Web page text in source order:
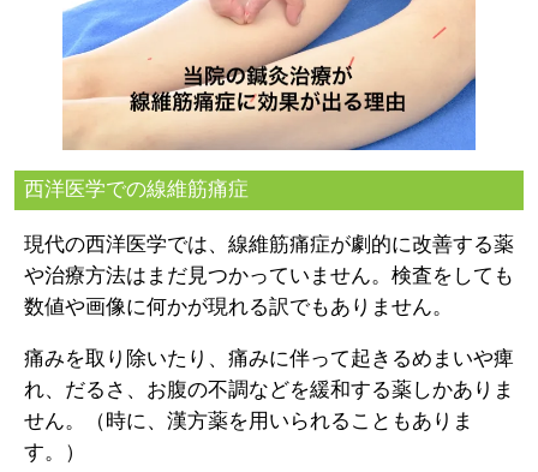
西洋医学での線維筋痛症
現代の西洋医学では、線維筋痛症が劇的に改善する薬
や治療方法はまだ見つかっていません。検査をしても
数値や画像に何かが現れる訳でもありません。
痛みを取り除いたり、痛みに伴って起きるめまいや痺
れ、だるさ、お腹の不調などを緩和する薬しかありま
せん。（時に、漢方薬を用いられることもありま
す。）